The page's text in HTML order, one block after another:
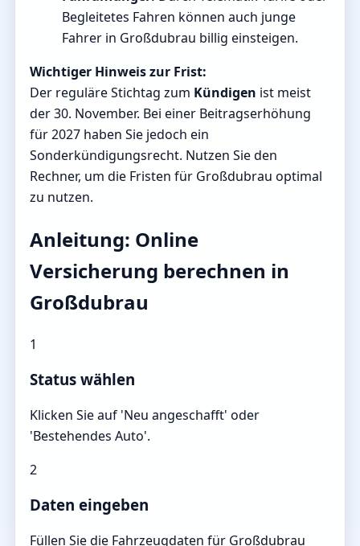
Begleitetes Fahren können auch junge
Fahrer in Großdubrau billig einsteigen.
Wichtiger Hinweis zur Frist:
Der reguläre Stichtag zum Kündigen ist meist
der 30. November. Bei einer Beitragserhöhung
für 2027 haben Sie jedoch ein
Sonderkündigungsrecht. Nutzen Sie den
Rechner, um die Fristen für Großdubrau optimal
zu nutzen.
Anleitung: Online
Versicherung berechnen in
Großdubrau
1
Status wählen
Klicken Sie auf 'Neu angeschafft' oder
'Bestehendes Auto'.
2
Daten eingeben
Füllen Sie die Fahrzeugdaten für Großdubrau